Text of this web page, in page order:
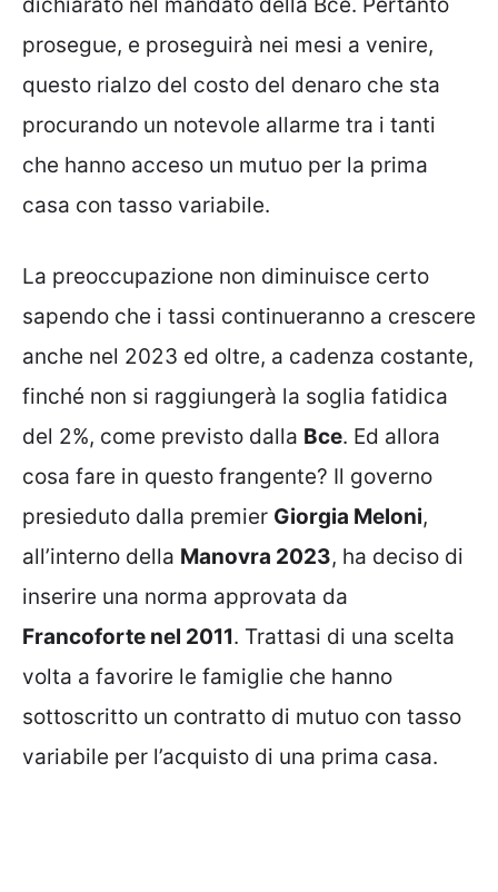
prosegue, e proseguirà nei mesi a venire,
questo rialzo del costo del denaro che sta
procurando un notevole allarme tra i tanti
che hanno acceso un mutuo per la prima
casa con tasso variabile.
La preoccupazione non diminuisce certo
sapendo che i tassi continueranno a crescere
anche nel 2023 ed oltre, a cadenza costante,
finché non si raggiungerà la soglia fatidica
del 2%, come previsto dalla Bce. Ed allora
cosa fare in questo frangente? Il governo
presieduto dalla premier Giorgia Meloni,
all’interno della Manovra 2023, ha deciso di
inserire una norma approvata da
Francoforte nel 2011. Trattasi di una scelta
volta a favorire le famiglie che hanno
sottoscritto un contratto di mutuo con tasso
variabile per l’acquisto di una prima casa.